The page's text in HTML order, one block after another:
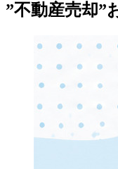
”不動産売却”